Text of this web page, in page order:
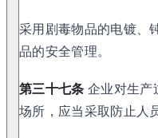
采用剧毒物品的电镀、
品的安全管理。
第三十七条 企业对生产
场所，应当采取防止人